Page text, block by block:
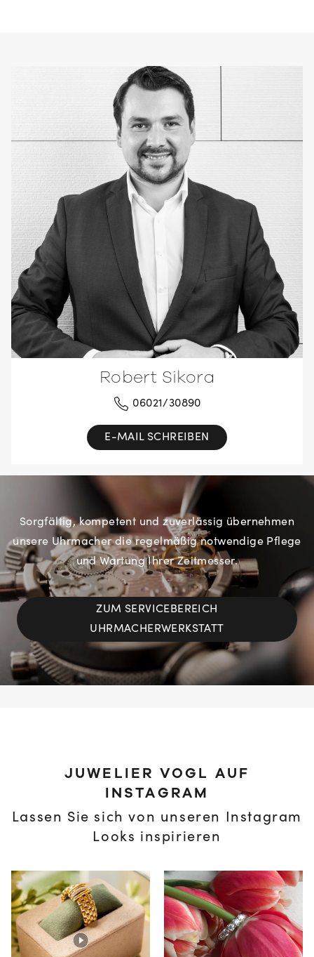
Robert Sikora
06021/30890
E-MAIL SCHREIBEN
Sorgfältig, kompetent und zuverlässig übernehmen
unsere Uhrmacher die regelmäßig notwendige Pflege
und Wartung Ihrer Zeitmesser.
ZUM SERVICEBEREICH
UHRMACHERWERKSTATT
JUWELIER VOGL AUF
INSTAGRAM
Lassen Sie sich von unseren Instagram
Looks inspirieren